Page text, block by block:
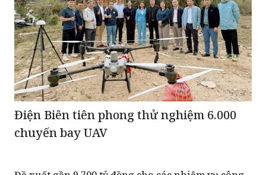
Điện Biên tiên phong thử nghiệm 6.000
chuyến bay UAV